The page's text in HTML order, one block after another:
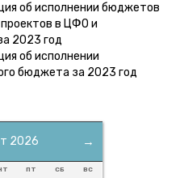
об исполнении бюджетов
в ЦФО и
2023 год
об исполнении
бюджета за 2023 год
→
2026
ПТ СБ ВС